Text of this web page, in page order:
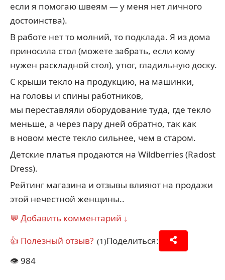
если я помогаю швеям — у меня нет личного
достоинства).
В работе нет то молний, то подклада. Я из дома
приносила стол (можете забрать, если кому
нужен раскладной стол), утюг, гладильную доску.
С крыши текло на продукцию, на машинки,
на головы и спины работников,
мы переставляли оборудование туда, где текло
меньше, а через пару дней обратно, так как
в новом месте текло сильнее, чем в старом.
Детские платья продаются на Wildberries (Radost
Dress).
Рейтинг магазина и отзывы влияют на продажи
этой нечестной женщины..
💬 Добавить комментарий ↓
👍 Полезный отзыв? (1)Поделиться:
👁️984